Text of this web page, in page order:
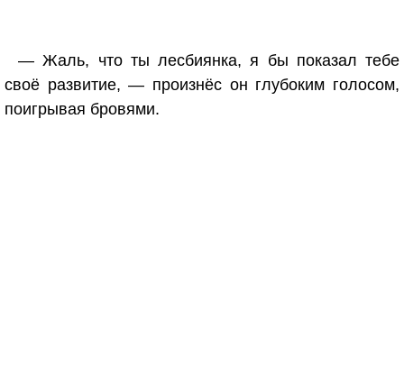
— Жаль, что ты лесбиянка, я бы показал тебе
своё развитие, — произнёс он глубоким голосом,
поигрывая бровями.